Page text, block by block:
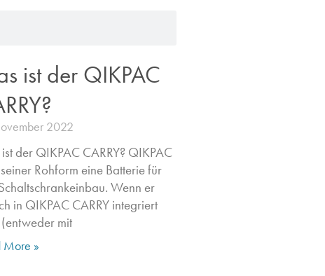
ist der QIKPAC
2022
der QIKPAC CARRY? QIKPAC
Rohform eine Batterie für
Wenn er
in QIKPAC CARRY integriert
mit
More »